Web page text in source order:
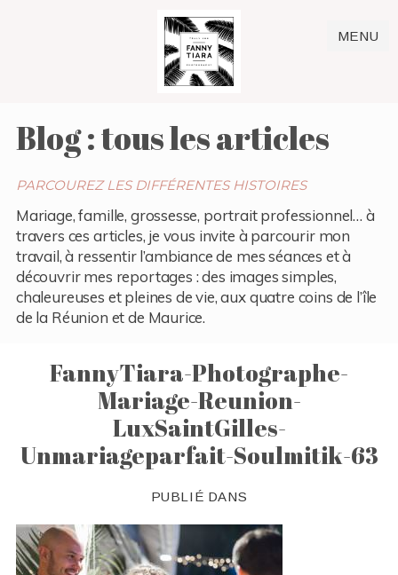
MENU
Blog : tous les articles
PARCOUREZ LES DIFFÉRENTES HISTOIRES
Mariage, famille, grossesse, portrait professionnel… à
travers ces articles, je vous invite à parcourir mon
travail, à ressentir l’ambiance de mes séances et à
découvrir mes reportages : des images simples,
chaleureuses et pleines de vie, aux quatre coins de l’île
de la Réunion et de Maurice.
FannyTiara-Photographe-
Mariage-Reunion-
LuxSaintGilles-
Unmariageparfait-Soulmitik-63
PUBLIÉ DANS